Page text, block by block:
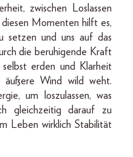
zwischen Loslassen
Momenten hilft es,
setzen und uns auf das
die beruhigende Kraft
erden und Klarheit
äußere Wind wild weht.
um loszulassen, was
gleichzeitig darauf zu
Leben wirklich Stabilität